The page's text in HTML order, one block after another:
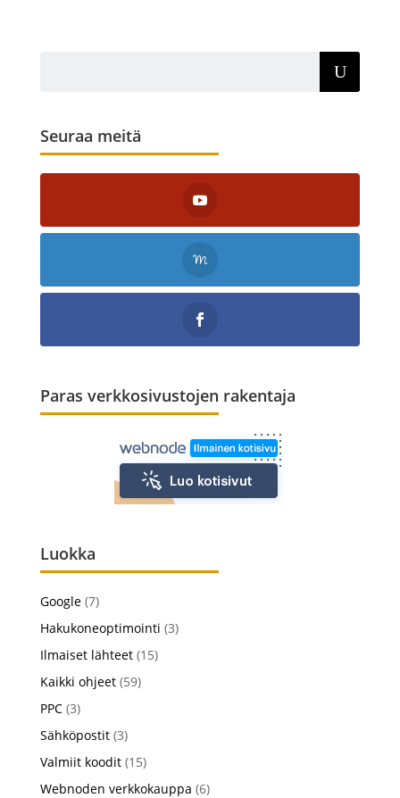
Seuraa meitä
Paras verkkosivustojen rakentaja
Luokka
Google(7)
Hakukoneoptimointi (3)
Ilmaiset lähteet(15)
Kaikki ohjeet(59)
PPC(3)
Sähköpostit(3)
Valmiit koodit(15)
Webnoden verkkokauppa (6)